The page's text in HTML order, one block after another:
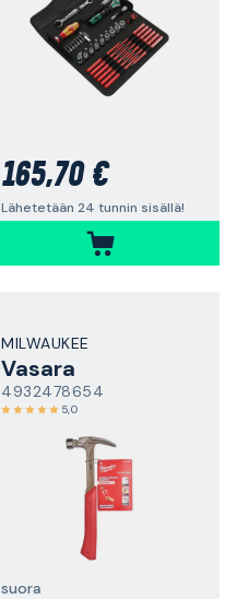
165,70 €
Lähetetään 24 tunnin sisällä!
MILWAUKEE
Vasara
4932478654
5,0
suora